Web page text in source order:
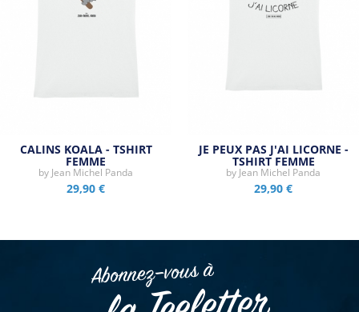
CALINS KOALA - TSHIRT
FEMME
by Jean Michel Panda
29,90 €
JE PEUX PAS J'AI LICORNE -
TSHIRT FEMME
by Jean Michel Panda
29,90 €
Abonnez–vous à